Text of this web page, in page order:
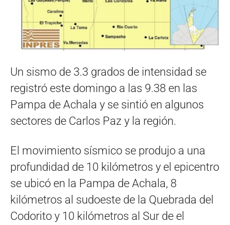
Un sismo de 3.3 grados de intensidad se
registró este domingo a las 9.38 en las
Pampa de Achala y se sintió en algunos
sectores de Carlos Paz y la región.
El movimiento sísmico se produjo a una
profundidad de 10 kilómetros y el epicentro
se ubicó en la Pampa de Achala, 8
kilómetros al sudoeste de la Quebrada del
Codorito y 10 kilómetros al Sur de el